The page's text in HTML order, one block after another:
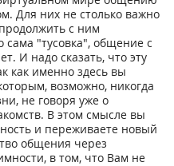
Для них не столько важно
с ним
сама "тусовка", общение с
И надо сказать, что эту
как именно здесь вы
возможно, никогда
не говоря уже о
В этом смысле вы
и переживаете новый
общения через
в том, что Вам не